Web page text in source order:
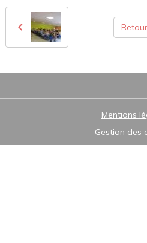
Retour
Mentions
Gestion des